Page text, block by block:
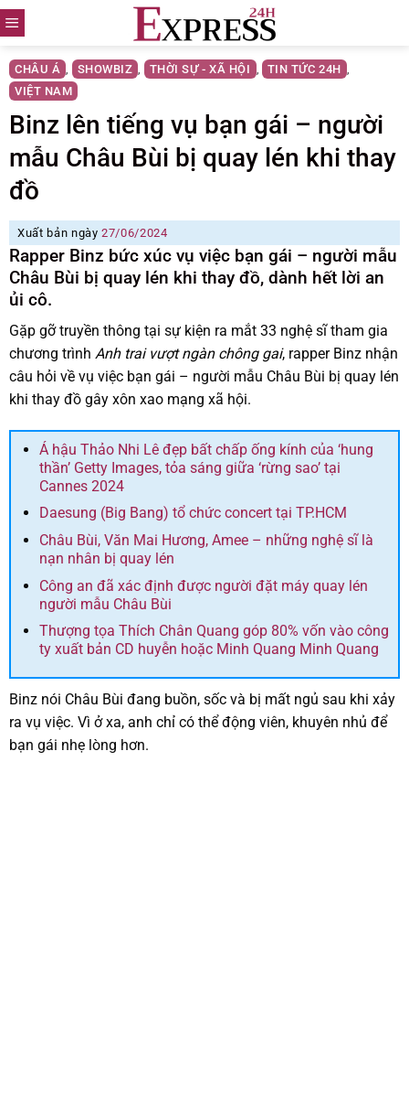
Skip
to
content
CHÂU Á , SHOWBIZ , THỜI SỰ - XÃ HỘI , TIN TỨC 24H ,
VIỆT NAM
Binz lên tiếng vụ bạn gái – người
mẫu Châu Bùi bị quay lén khi thay
đồ
Xuất bản ngày27/06/2024
Rapper Binz bức xúc vụ việc bạn gái – người mẫu
Châu Bùi bị quay lén khi thay đồ, dành hết lời an
ủi cô.
Gặp gỡ truyền thông tại sự kiện ra mắt 33 nghệ sĩ tham gia
chương trình Anh trai vượt ngàn chông gai, rapper Binz nhận
câu hỏi về vụ việc bạn gái – người mẫu Châu Bùi bị quay lén
khi thay đồ gây xôn xao mạng xã hội.
Á hậu Thảo Nhi Lê đẹp bất chấp ống kính của ‘hung
thần’ Getty Images, tỏa sáng giữa ‘rừng sao’ tại
Cannes 2024
Daesung (Big Bang) tổ chức concert tại TP.HCM
Châu Bùi, Văn Mai Hương, Amee – những nghệ sĩ là
nạn nhân bị quay lén
Công an đã xác định được người đặt máy quay lén
người mẫu Châu Bùi
Thượng tọa Thích Chân Quang góp 80% vốn vào công
ty xuất bản CD huyễn hoặc Minh Quang Minh Quang
Binz nói Châu Bùi đang buồn, sốc và bị mất ngủ sau khi xảy
ra vụ việc. Vì ở xa, anh chỉ có thể động viên, khuyên nhủ để
bạn gái nhẹ lòng hơn.